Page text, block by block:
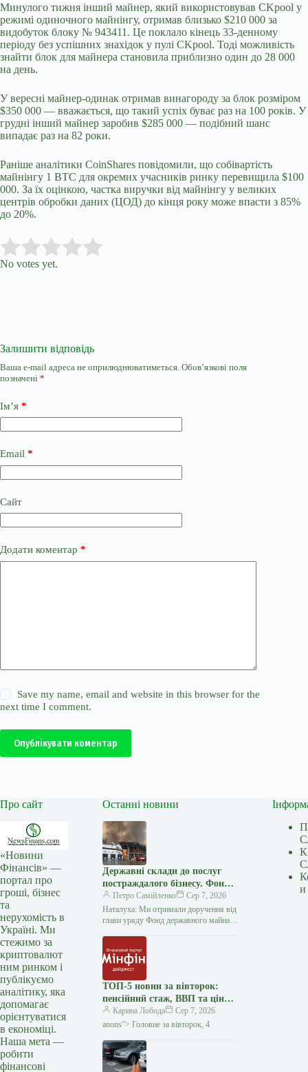
Минулого тижня інший майнер, який використовував CKpool у
режимі одиночного майнінгу, отримав близько $210 000 за
видобуток блоку № 943411. Це поклало кінець 33-денному
періоду без успішних знахідок у пулі CKpool. Тоді можливість
знайти блок для майнера становила приблизно один до 28 000
на день.
У вересні майнер-одинак отримав винагороду за блок розміром
$350 000 — вважається, що такий успіх буває раз на 100 років. У
грудні інший майнер заробив $285 000 — подібний шанс
випадає раз на 82 роки.
Раніше аналітики CoinShares повідомили, що собівартість
майнінгу 1 BTC для окремих учасників ринку перевищила $100
000. За їх оцінкою, частка виручки від майнінгу у великих
центрів обробки даних (ЦОД) до кінця року може впасти з 85%
до 20%.
Rate this item:
No votes yet.
Залишити відповідь
Ваша e-mail адреса не оприлюднюватиметься. Обов’язкові поля
позначені *
Ім’я *
Email *
Сайт
Додати коментар *
Save my name, email and website in this browser for the
next time I comment.
Опублікувати коментар
Про сайт
«Новини
Фінансів» —
портал про
гроші, бізнес
та
нерухомість в
Україні. Ми
стежимо за
криптовалют
ним ринком і
публікуємо
аналітику, яка
допомагає
орієнтуватися
в економіці.
Наша мета —
робити
фінансові
Останні новини
Державні склади до послуг
постраждалого бізнесу. Фонд
держмайна отримав завдання
від прем’єра
Петро Самійленко
Сер 7, 2026
Наталуха: Ми отримали доручення від
глави уряду Фонд державного майна
визначити об’єкти, які…
ТОП-5 новин за вівторок:
пенсійний стаж, ВВП та ціни
на пальне — Мінфін
Карина Лобода
Сер 7, 2026
anons”> Головне за вівторок, 4
и